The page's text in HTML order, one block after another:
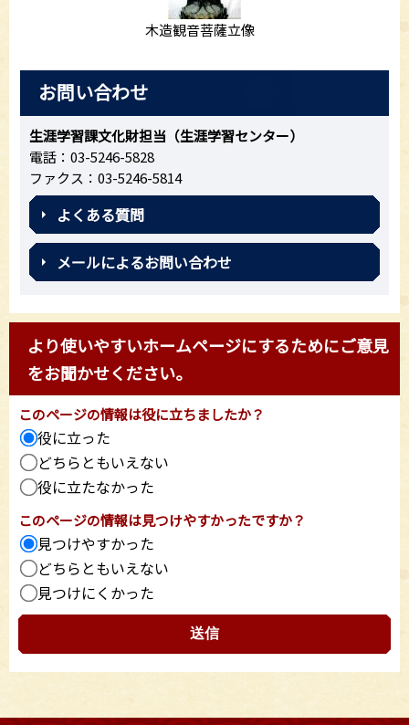
木造観音菩薩立像
お問い合わせ
生涯学習課文化財担当（生涯学習センター）
電話：03-5246-5828
ファクス：03-5246-5814
よくある質問
メールによるお問い合わせ
より使いやすいホームページにするためにご意見
をお聞かせください。
このページの情報は役に立ちましたか？
役に立った
どちらともいえない
役に立たなかった
このページの情報は見つけやすかったですか？
見つけやすかった
どちらともいえない
見つけにくかった